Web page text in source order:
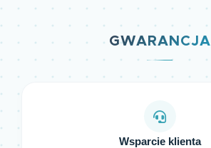
GWARANCJA
Wsparcie klienta